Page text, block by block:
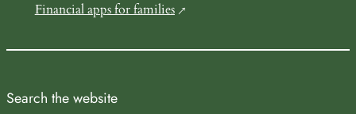
Financial apps for families
Search the website